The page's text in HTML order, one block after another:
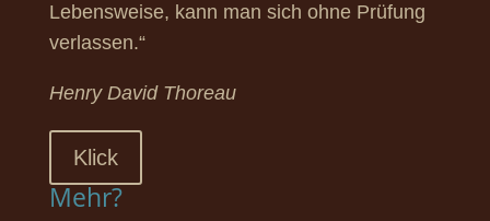
Lebensweise, kann man sich ohne Prüfung
verlassen.“
Henry David Thoreau
Klick
Mehr?